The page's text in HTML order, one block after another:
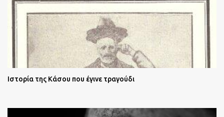
Ιστορία της Κάσου που έγινε τραγούδι